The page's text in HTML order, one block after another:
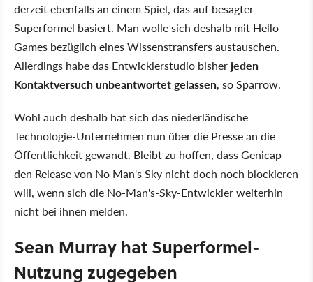
derzeit ebenfalls an einem Spiel, das auf besagter
Superformel basiert. Man wolle sich deshalb mit Hello
Games bezüglich eines Wissenstransfers austauschen.
Allerdings habe das Entwicklerstudio bisher jeden
Kontaktversuch unbeantwortet gelassen, so Sparrow.
Wohl auch deshalb hat sich das niederländische
Technologie-Unternehmen nun über die Presse an die
Öffentlichkeit gewandt. Bleibt zu hoffen, dass Genicap
den Release von No Man's Sky nicht doch noch blockieren
will, wenn sich die No-Man's-Sky-Entwickler weiterhin
nicht bei ihnen melden.
Sean Murray hat Superformel-
Nutzung zugegeben